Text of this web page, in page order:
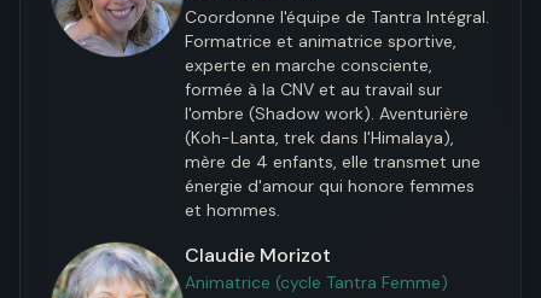
Coordonne l'équipe de Tantra Intégral.
Formatrice et animatrice sportive,
experte en marche consciente,
formée à la CNV et au travail sur
l'ombre (Shadow work). Aventurière
(Koh-Lanta, trek dans l'Himalaya),
mère de 4 enfants, elle transmet une
énergie d'amour qui honore femmes
et hommes.
Claudie Morizot
Animatrice (cycle Tantra Femme)